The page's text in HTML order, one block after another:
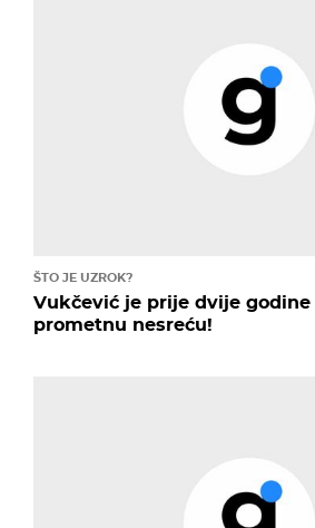
ŠTO JE UZROK?
Vukčević je prije dvije
prometnu nesreću!